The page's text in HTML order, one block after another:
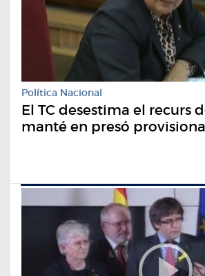
Política Nacional
El TC desestima el recurs
manté en presó